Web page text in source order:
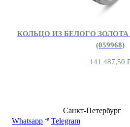
КОЛЬЦО ИЗ БЕЛОГО
(059968)
141 487,50
Санкт-Петербург
Whatsapp
Telegram